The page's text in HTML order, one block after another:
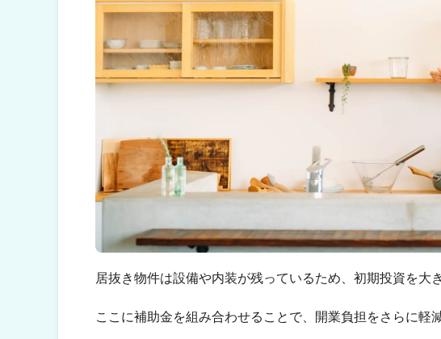
居抜き物件は設備や内装が残っているため、初期投資を大
ここに補助金を組み合わせることで、開業負担をさらに軽